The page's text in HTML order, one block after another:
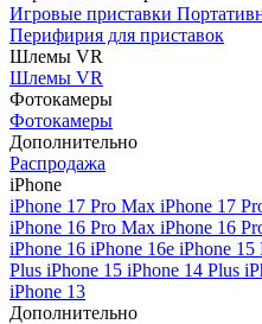
Игровые приставки
Перифирия для приставок
Шлемы VR
Шлемы VR
Фотокамеры
Фотокамеры
Дополнительно
Распродажа
iPhone
iPhone 17 Pro Max iPhone 17
iPhone 16 Pro Max iPhone 16
iPhone 16 iPhone 16e iPhone 15
Plus iPhone 15 iPhone 14 Plus
iPhone 13
Дополнительно